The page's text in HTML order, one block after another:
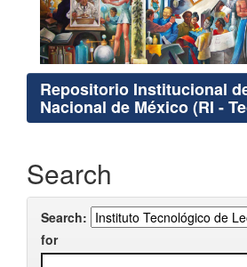
Repositorio Institucional
Nacional de México (RI -
Search
Search:
for